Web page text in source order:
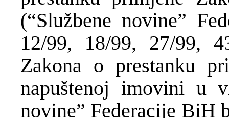
(“Službene novine”
12/99, 18/99, 27/99,
Zakona o prestanku
napuštenoj imovini u
novine” Federacije BiH